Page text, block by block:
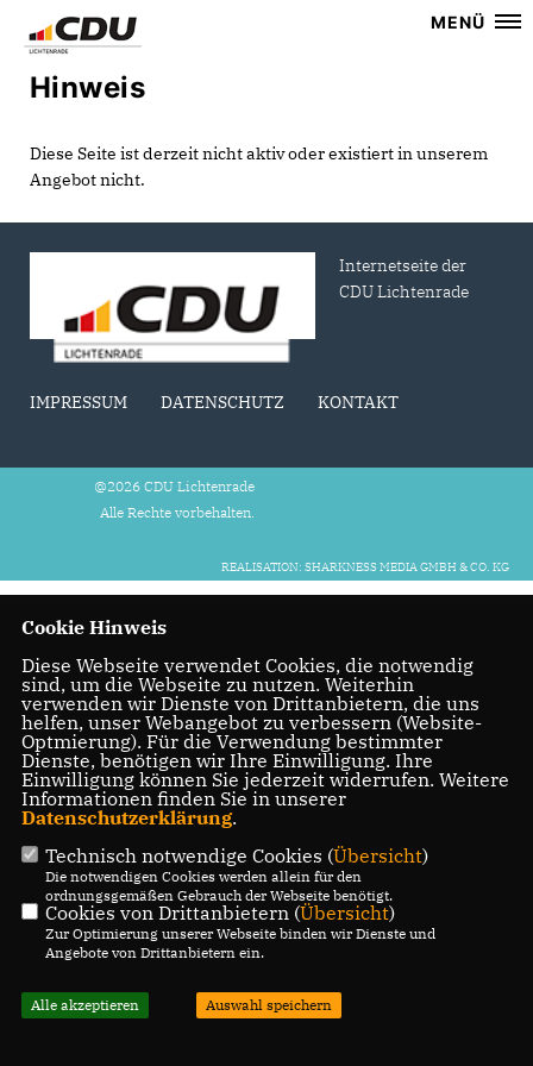
MENÜ
Hinweis
Diese Seite ist derzeit nicht aktiv oder existiert in unserem
Angebot nicht.
Internetseite der
CDU Lichtenrade
IMPRESSUM DATENSCHUTZ KONTAKT
@2026 CDU Lichtenrade
Alle Rechte vorbehalten.
REALISATION: SHARKNESS MEDIA GMBH & CO. KG
Cookie Hinweis
Diese Webseite verwendet Cookies, die notwendig
sind, um die Webseite zu nutzen. Weiterhin
verwenden wir Dienste von Drittanbietern, die uns
helfen, unser Webangebot zu verbessern (Website-
Optmierung). Für die Verwendung bestimmter
Dienste, benötigen wir Ihre Einwilligung. Ihre
Einwilligung können Sie jederzeit widerrufen. Weitere
Informationen finden Sie in unserer
Datenschutzerklärung.
Technisch notwendige Cookies (Übersicht)
Die notwendigen Cookies werden allein für den
ordnungsgemäßen Gebrauch der Webseite benötigt.
Cookies von Drittanbietern (Übersicht)
Zur Optimierung unserer Webseite binden wir Dienste und
Angebote von Drittanbietern ein.
Alle akzeptieren Auswahl speichern